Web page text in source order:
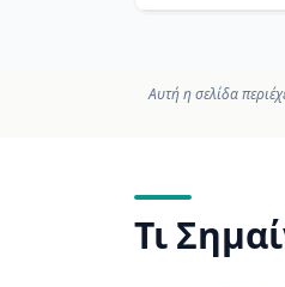
Αυτή η σελίδα
Τι